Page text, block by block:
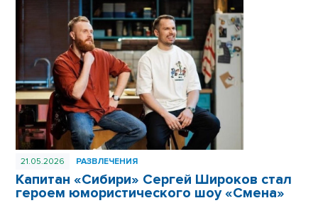
21.05.2026 РАЗВЛЕЧЕНИЯ
Капитан «Сибири» Сергей Широков стал
героем юмористического шоу «Смена»